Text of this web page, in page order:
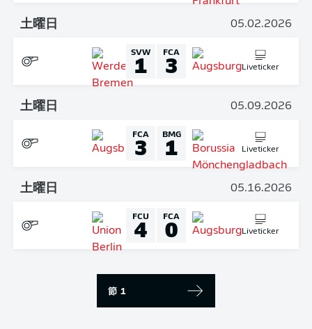
土曜日 05.02.2026
SVW
1 FCA
3 Liveticker
土曜日 05.09.2026
FCA
3 BMG
1 Liveticker
土曜日 05.16.2026
FCU
4 FCA
0 Liveticker
節 1